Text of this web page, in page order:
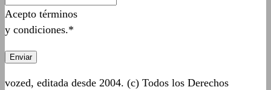
Acepto términos
y condiciones.*
vozed, editada desde 2004. (c) Todos los Derechos